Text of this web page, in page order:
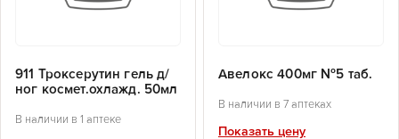
911 Троксерутин гель д/
ног космет.охлажд. 50мл
В наличии в 1 аптеке
Авелокс 400мг №5 таб.
В наличии в 7 аптеках
Показать цену